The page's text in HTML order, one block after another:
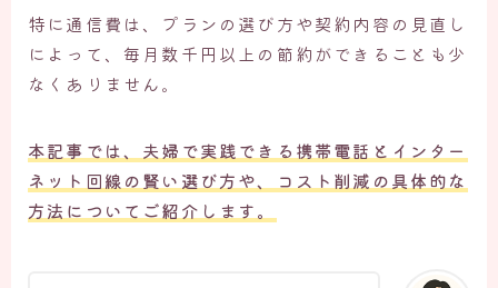
特に通信費は、プランの選び方や契約内容の見直し
によって、毎月数千円以上の節約ができることも少
なくありません。
本記事では、夫婦で実践できる携帯電話とインター
ネット回線の賢い選び方や、コスト削減の具体的な
方法についてご紹介します。